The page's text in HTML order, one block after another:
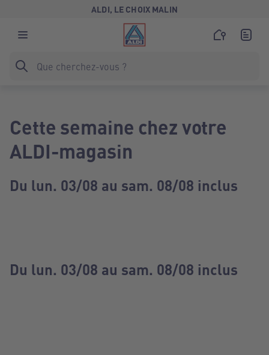
ALDI, LE CHOIX MALIN
Cette semaine chez votre
ALDI-magasin
Du lun. 03/08 au sam. 08/08 inclus
Du lun. 03/08 au sam. 08/08 inclus